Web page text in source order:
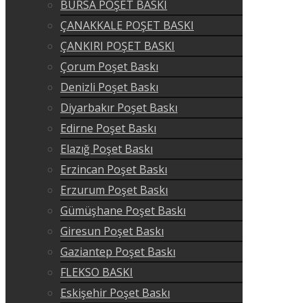
BURSA POŞET BASKI
ÇANAKKALE POŞET BASKI
ÇANKIRI POŞET BASKI
Çorum Poşet Baskı
Denizli Poşet Baskı
Diyarbakır Poşet Baskı
Edirne Poşet Baskı
Elazığ Poşet Baskı
Erzincan Poşet Baskı
Erzurum Poşet Baskı
Gümüşhane Poşet Baskı
Giresun Poşet Baskı
Gaziantep Poşet Baskı
FLEKSO BASKI
Eskişehir Poşet Baskı